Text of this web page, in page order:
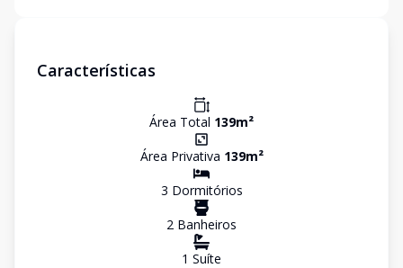
Características
Área Total 139m²
Área Privativa 139m²
3 Dormitórios
2 Banheiros
1 Suíte